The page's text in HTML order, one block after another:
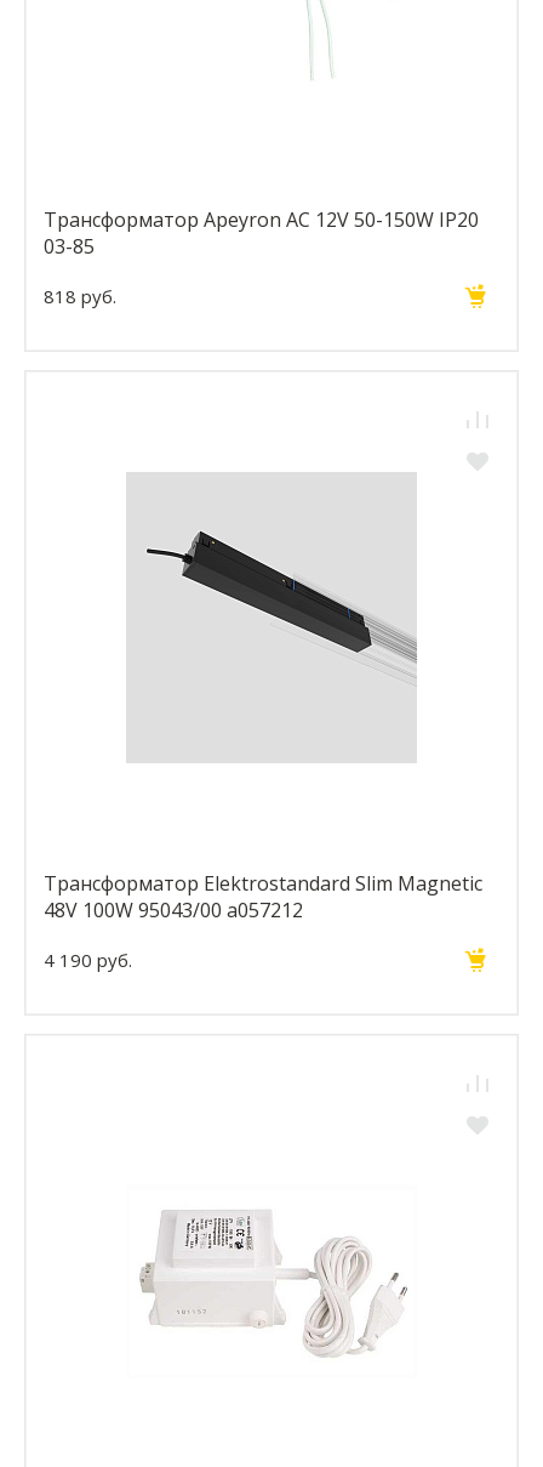
Трансформатор Apeyron AC 12V 50-150W IP20
03-85
818 руб.
Трансформатор Elektrostandard Slim Magnetic
48V 100W 95043/00 a057212
4 190 руб.